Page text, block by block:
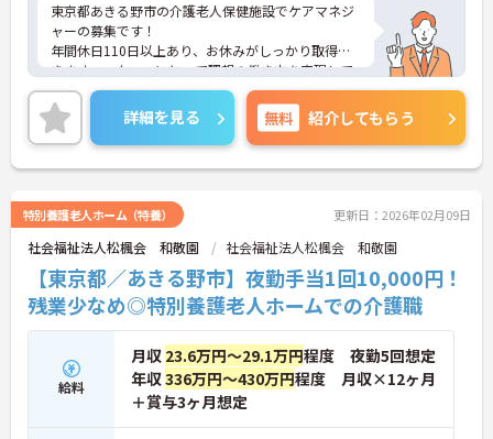
東京都あきる野市の介護老人保健施設でケアマネジ
ャーの募集です！
年間休日110日以上あり、お休みがしっかり取得で
きます。スタッフにとって理想の働き方を実現して
います♪
最寄り駅より徒歩圏内と好立地にあるので、通勤の
ストレスが少ないのも嬉しいポイントです。
ご興味のある方には、面接対策ポイントなど、さら
に詳細をお話しいたしますのでお気軽にご相談くだ
詳細を見る 無料 紹介してもらう
特別養護老人ホーム（特養） 更新日：2026年02月09日
社会福祉法人松楓会 和敬園 社会福祉法人松楓会 和敬園
【東京都／あきる野市】夜勤手当1回10,000円！
残業少なめ◎特別養護老人ホームでの介護職
給料
月収 23.6万円～29.1万円程度 夜勤5回想定
年収336万円～430万円程度 月収×12ヶ月
＋賞与3ヶ月想定